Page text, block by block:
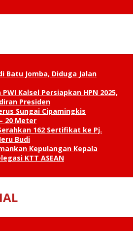
Batu Jomba, Diduga Jalan
Kalsel Persiapkan HPN 2025,
Presiden
Sungai Cipamingkis
20 Meter
162 Sertifikat ke Pj.
Budi
Kepulangan Kepala
KTT ASEAN